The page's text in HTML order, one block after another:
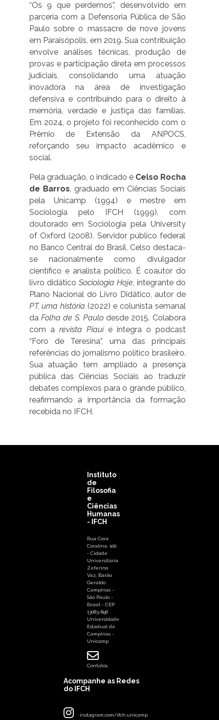
“Os 9 que perdemos”, desenvolvido em
parceria com a Defensoria Pública de São
Paulo sobre o massacre de nove jovens
em Paraisópolis, em 2019. Sua contribuição
envolve análises técnicas, produção de
provas e participação direta em processos
judiciais, consolidando uma atuação
inovadora na área de investigação
defensiva e contribuindo para o direito à
memória, verdade e justiça das famílias.
Em 2024, o projeto foi reconhecido com o
Prêmio de Extensão da ANPOCS,
reforçando seu impacto acadêmico e
social.
Pela graduação, o indicado é Celso Rocha
de Barros, graduado em Ciências Sociais
pela Unicamp (1994) e mestre em
Sociologia pelo IFCH (1999), com
doutorado em Sociologia pela University
of Oxford (2008). Servidor público federal
no Banco Central do Brasil, Celso destaca-
se nacionalmente como divulgador
científico e analista político. É coautor do
livro didático Sociologia Hoje, integrante do
Plano Nacional do Livro Didático, autor de
PT, uma história (2022) e colunista semanal
da Folha de S. Paulo desde 2015. Colabora
com a revista Piauíe integra o podcast
“Foro de Teresina”, uma das principais
referências do jornalismo político brasileiro.
Sua atuação tem ampliado a presença
pública das Ciências Sociais ao traduzir
debates complexos para o grande público,
reafirmando a importância da formação
recebida no IFCH.
Instituto
de
Filosofia
e
Ciências
Humanas
- IFCH
Rua Cora
Coralina, 100
- Cidade
Universitária
Zeferino
Vaz, Barão
Geraldo
Campinas -
São Paulo -
Brasil - CEP:
13083-896
Universidade
Estadual de
Campinas -
Unicamp
Contatos
Acompanhe as Redes
do IFCH
instagram.com/ifch.unicamp